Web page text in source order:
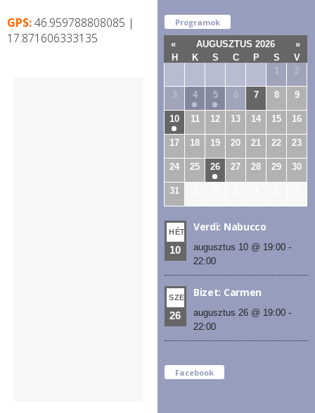
GPS:46.959788808085 |
17.871606333135
Programok
« AUGUSZTUS 2026
»
H
K S C P S
V
2
3 4 5 6 7 8 9
10 11 12 13 14 15 16
17 18 19 20 21 22 23
24 25 26 27 28 29 30
31
HÉT
10
Verdi: Nabucco
augusztus 10 @ 19:00-
22:00
SZE
26
Bizet: Carmen
augusztus 26 @ 19:00-
22:00
Facebook